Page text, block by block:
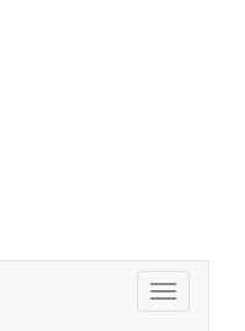
Toggle
navigation